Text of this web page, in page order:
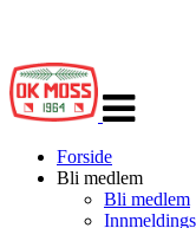
navigasjon
Forside
Bli medlem
Bli medlem